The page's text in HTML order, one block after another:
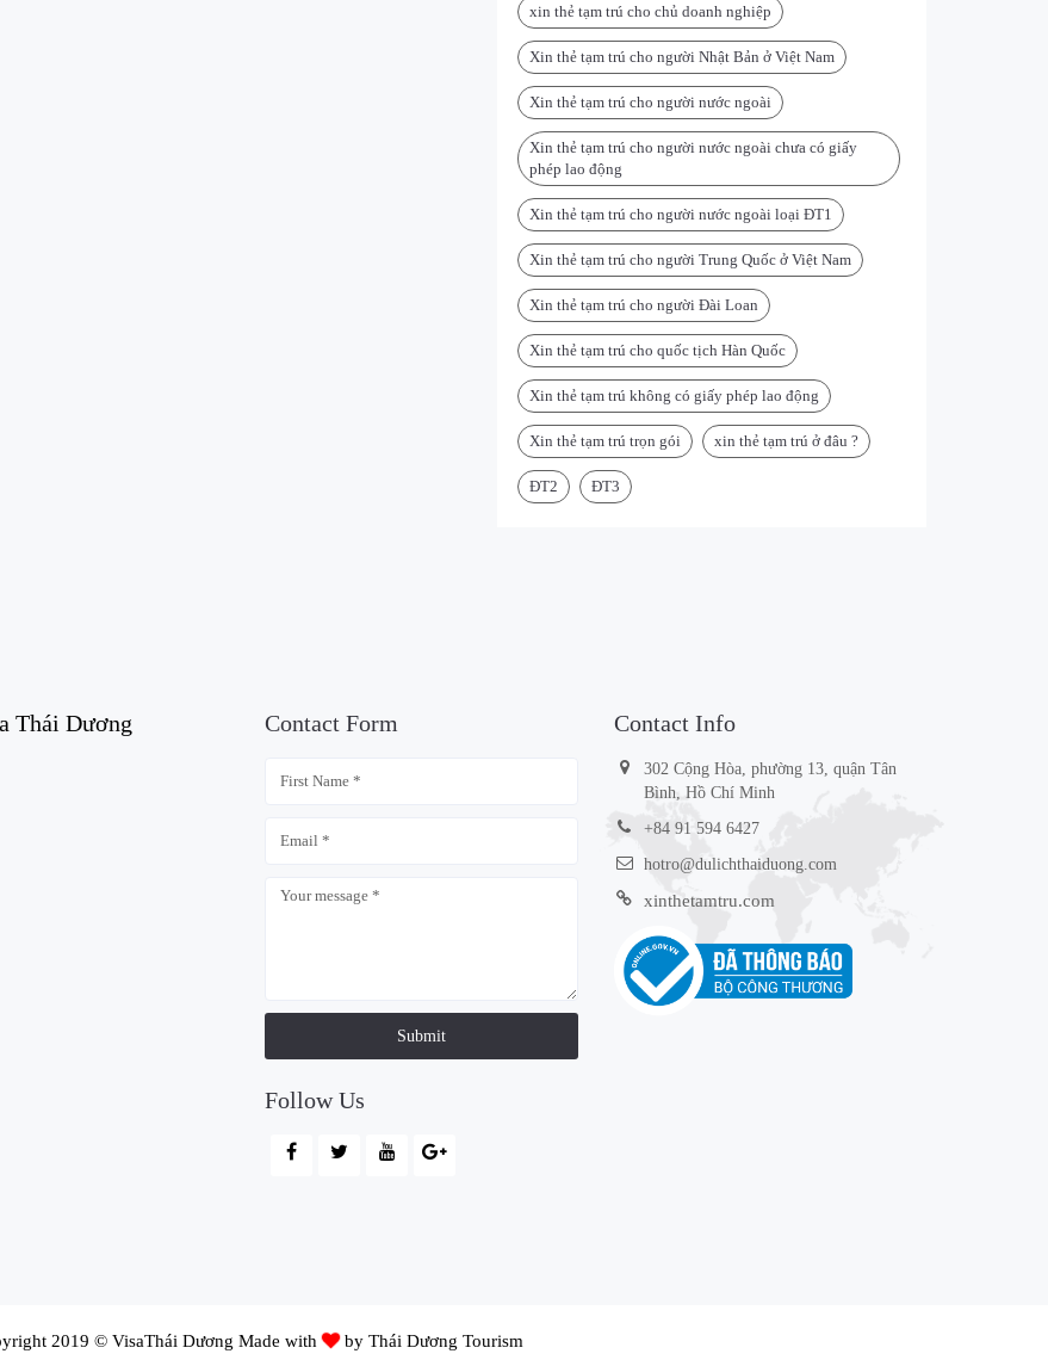
xin thẻ tạm trú cho chủ doanh nghiệp
Xin thẻ tạm trú cho người Nhật Bản ở Việt Nam
Xin thẻ tạm trú cho người nước ngoài
Xin thẻ tạm trú cho người nước ngoài chưa có giấy
phép lao động
Xin thẻ tạm trú cho người nước ngoài loại ĐT1
Xin thẻ tạm trú cho người Trung Quốc ở Việt Nam
Xin thẻ tạm trú cho người Đài Loan
Xin thẻ tạm trú cho quốc tịch Hàn Quốc
Xin thẻ tạm trú không có giấy phép lao động
Xin thẻ tạm trú trọn gói xin thẻ tạm trú ở đâu ?
ĐT2 ĐT3
Thái Dương Contact Form
Submit
Follow Us
Contact Info
302 Cộng Hòa, phường 13, quận Tân
Bình, Hồ Chí Minh
+84 91 594 6427
hotro@dulichthaiduong.com
xinthetamtru.com
2019 © VisaThái Dương Made with by Thái Dương Tourism